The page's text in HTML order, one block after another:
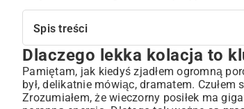
Spis treści
Dlaczego lekka kolacja to klucz do
Korzyści zdrowotne płynące ze zdrowych
Jak unikać ciężkich kolacji i ich negatywnych
Podstawowe zasady prostych fit kolacji
Dlaczego lekka kolacja to
Pamiętam, jak kiedyś zjadłem ogromną
był, delikatnie mówiąc, dramatem. Czułem
Zrozumiałem, że wieczorny posiłek ma